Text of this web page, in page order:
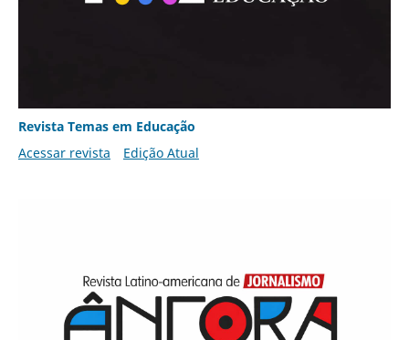
Revista Temas em Educação
Acessar revista
Edição Atual